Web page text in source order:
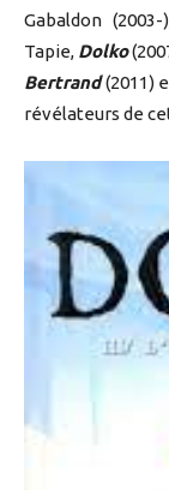
Gabaldon (2003-
Tapie, Dolko
Bertrand(2011)
révélateurs de